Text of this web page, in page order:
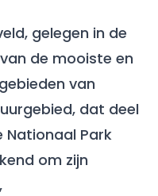
gelegen in de
de mooiste en
van
dat deel
Park
om zijn